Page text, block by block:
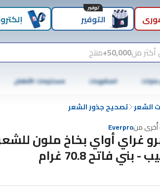
التوفير
توفير
أكثر من50,000+ منتج
ماركت المشروبات مستلزمات الأطفال
الشعر تصحيح جذور الشعر
أُخرى منEverpro
غراي أواي بخاخ ملون
بني فاتح 70.8 غرام